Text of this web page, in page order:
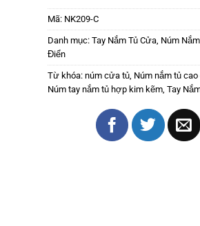
Mã: NK209-C
Danh mục:Tay Nắm Tủ Cửa Núm
Điển
Từ khóa:núm cửa tủ Núm nắm tủ cao
Núm tay nắm tủ hợp kim kẽm ,Tay